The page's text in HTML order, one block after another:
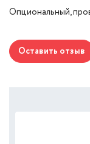
Опциональный,
Оставить отзыв